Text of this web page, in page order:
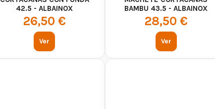
42.5 - ALBAINOX
26,50 €
Ver
BAMBU 43.5 - ALBAINOX
28,50 €
Ver